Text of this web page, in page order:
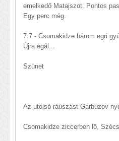
emelkedő Matajszot. Pontos
Egy perc még.
7:7 - Csomakidze három egri
Újra egál...
Szünet
Az utolsó ráúszást Garbuzov
Csomakidze ziccerben lő,